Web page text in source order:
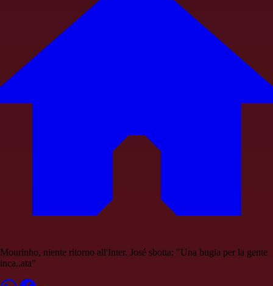
Mourinho, niente ritorno all'Inter. José sbotta: "Una bugia per la gente
inca..ata"